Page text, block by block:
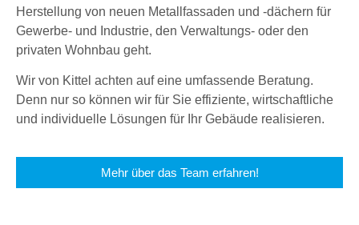
Herstellung von neuen Metallfassaden und -dächern für
Gewerbe- und Industrie, den Verwaltungs- oder den
privaten Wohnbau geht.
Wir von Kittel achten auf eine umfassende Beratung.
Denn nur so können wir für Sie effiziente, wirtschaftliche
und individuelle Lösungen für Ihr Gebäude realisieren.
Mehr über das Team erfahren!